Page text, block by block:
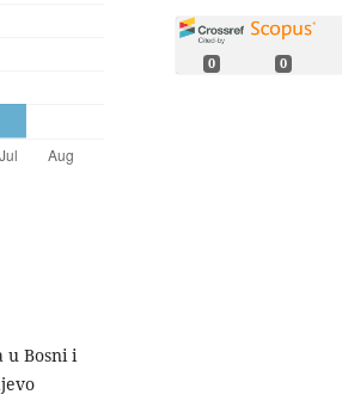
u Bosni i
0 0